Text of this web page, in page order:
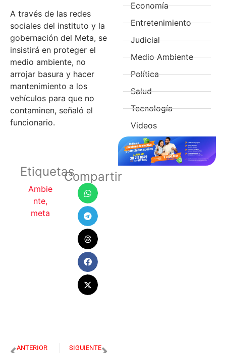
A través de las redes
sociales del instituto y la
gobernación del Meta, se
insistirá en proteger el
medio ambiente, no
arrojar basura y hacer
mantenimiento a los
vehículos para que no
contaminen, señaló el
funcionario.
Etiquetas
Ambie
nte,
meta
Compartir
ANTERIOR SIGUIENTE
Economía
Entretenimiento
Judicial
Medio Ambiente
Política
Salud
Tecnología
Videos